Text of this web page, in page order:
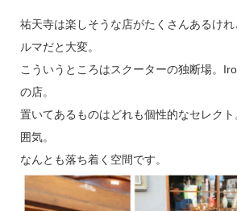
祐天寺は楽しそうな店がたくさんあるけ
ルマだと大変。
こういうところはスクーターの独断場。
の店。
置いてあるものはどれも個性的なセレク
囲気。
なんとも落ち着く空間です。